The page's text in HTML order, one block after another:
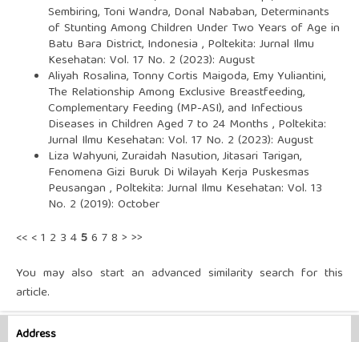
Sembiring, Toni Wandra, Donal Nababan, Determinants
of Stunting Among Children Under Two Years of Age in
Batu Bara District, Indonesia , Poltekita: Jurnal Ilmu
Kesehatan: Vol. 17 No. 2 (2023): August
Aliyah Rosalina, Tonny Cortis Maigoda, Emy Yuliantini,
The Relationship Among Exclusive Breastfeeding,
Complementary Feeding (MP-ASI), and Infectious
Diseases in Children Aged 7 to 24 Months , Poltekita:
Jurnal Ilmu Kesehatan: Vol. 17 No. 2 (2023): August
Liza Wahyuni, Zuraidah Nasution, Jitasari Tarigan,
Fenomena Gizi Buruk Di Wilayah Kerja Puskesmas
Peusangan , Poltekita: Jurnal Ilmu Kesehatan: Vol. 13
No. 2 (2019): October
<< <1 2 3 456 78 > >>
You may also start an advanced similarity search for this
article.
Address